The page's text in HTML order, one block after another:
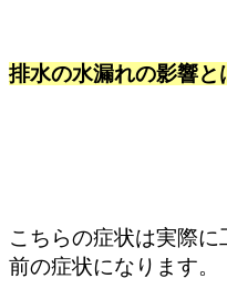
排水の水漏れの影響と
こちらの症状は実際
前の症状になります。